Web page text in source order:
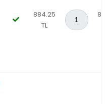
884.25
TL